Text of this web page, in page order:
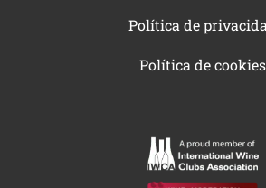
Política de
Política de cookies